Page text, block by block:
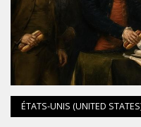
ÉTATS-UNIS (UNITED